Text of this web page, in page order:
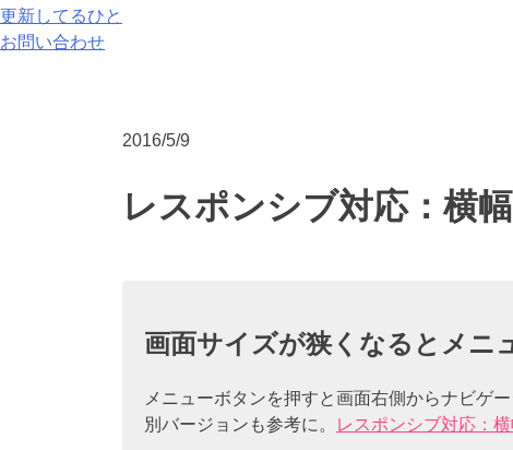
更新してるひと
お問い合わせ
2016/5/9
レスポンシブ対応：横
画面サイズが狭くなるとメニ
メニューボタンを押すと画面右側からナビゲ
別バージョンも参考に。
レスポンシブ対応：